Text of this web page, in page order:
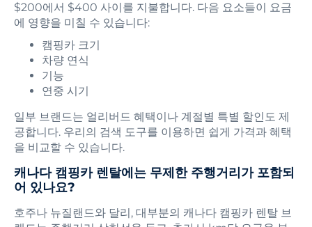
$200에서 $400 사이를 지불합니다. 다음 요소들이 요금
에 영향을 미칠 수 있습니다:
캠핑카 크기
차량 연식
기능
연중 시기
일부 브랜드는 얼리버드 혜택이나 계절별 특별 할인도 제
공합니다. 우리의 검색 도구를 이용하면 쉽게 가격과 혜택
을 비교할 수 있습니다.
캐나다 캠핑카 렌탈에는 무제한 주행거리가 포함되
어 있나요?
호주나 뉴질랜드와 달리, 대부분의 캐나다 캠핑카 렌탈 브